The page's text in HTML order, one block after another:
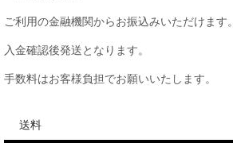
ご利用の金融機関からお振込みいただけます。
入金確認後発送となります。
手数料はお客様負担でお願いいたします。
送料